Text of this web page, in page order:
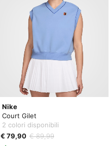
Nike
Court Gilet
2 colori disponibili
€ 79,90 € 89,99